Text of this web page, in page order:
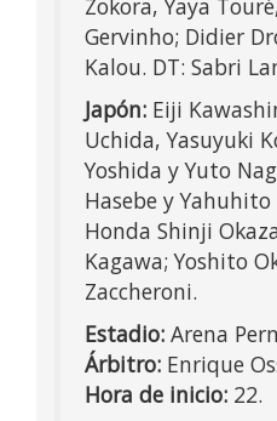
Gervinho; Didier
Kalou. DT: Sabri
Japón: Eiji
Uchida, Yasuyuki
Yoshida y Yuto
Hasebe y Yahuhito
Honda Shinji
Kagawa; Yoshito
Zaccheroni.
Estadio: Arena
Árbitro: Enrique
Hora de inicio: 22.